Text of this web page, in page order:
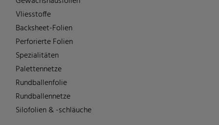
Vliesstoffe
Backsheet-Folien
Perforierte Folien
Spezialitäten
Palettennetze
Rundballenfolie
Rundballennetze
Silofolien & -schläuche